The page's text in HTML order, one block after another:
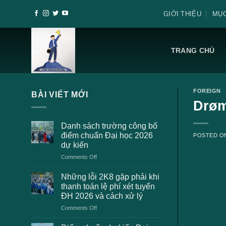
GIỚI THIỆU
TRANG CHỦ
BÀI VIẾT MỚI
Danh sách trường công bố
điểm chuẩn Đại học 2026
dự kiến
Comments Offon
sách
trường
công
bố
điểm
Đại
Những lỗi 2K8 gặp phải khi
thanh toán lệ phí xét tuyển
ĐH 2026 và cách xử lý
Comments Offon
lỗi
FOREIGN
POSTED